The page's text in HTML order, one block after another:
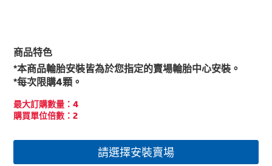
商品特色
*本商品輪胎安裝皆為於您指定的賣場輪胎中心安裝。
*每次限購4顆。
最大訂購數量：4
購買單位倍數：2
請選擇安裝賣場